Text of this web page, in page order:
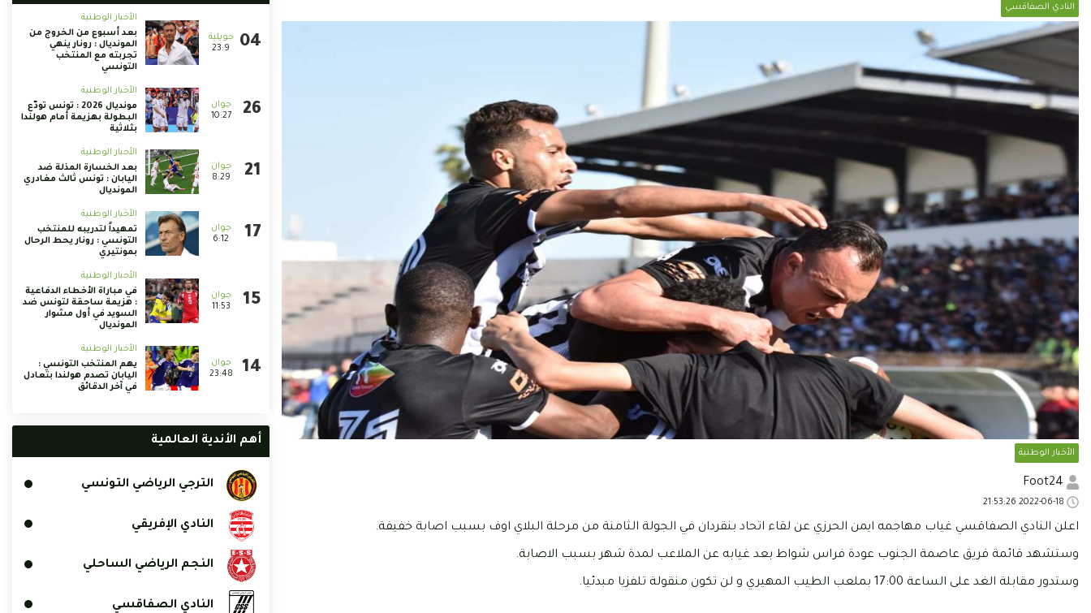
النادي الصفاقسي
الأخبار الوطنية
اعلن النادي الصفاقسي غياب مهاجمه ايمن الحرزي عن لقاء اتحاد بنقردان في الجولة الثامنة من مرحلة البلاي اوف بسبب اصابة خفيفة.
وستشهد قائمة فريق عاصمة الجنوب عودة فراس شواط بعد غيابه عن الملاعب لمدة شهر بسبب الاصابة.
وستدور مقابلة الغد على الساعة 17:00 بملعب الطيب المهيري و لن تكون منقولة تلفزيا مبدئيا.
23:9
الأخبار الوطنية
بعد أسبوع من الخروج من
المونديال : رونار ينهي
تجربته مع المنتخب
التونسي
10:27
الأخبار الوطنية
مونديال 2026 : تونس تودّع
البطولة بهزيمة أمام هولندا
بثلاثية
8:29
الأخبار الوطنية
بعد الخسارة المذلة ضد
اليابان : تونس ثالث مغادري
المونديال
6:12
الأخبار الوطنية
تمهيداً لتدريبه للمنتخب
التونسي : رونار يحط الرحال
بمونتيري
11:53
الأخبار الوطنية
في مباراة الأخطاء الدفاعية
: هزيمة ساحقة لتونس ضد
السويد في أول مشوار
المونديال
23:48
الأخبار الوطنية
يهم المنتخب التونسي :
اليابان تصدم هولندا بتعادل
في آخر الدقائق
أهم الأندية العالمية
الترجي الرياضي التونسي
النادي الإفريقي
النجم الرياضي الساحلي
النادي الصفاقسي